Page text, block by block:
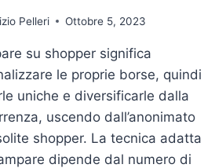
Pelleri Ottobre 5, 2023
su shopper significa
le proprie borse, quindi
uniche e diversificarle dalla
uscendo dall’anonimato
shopper. La tecnica adatta
dipende dal numero di